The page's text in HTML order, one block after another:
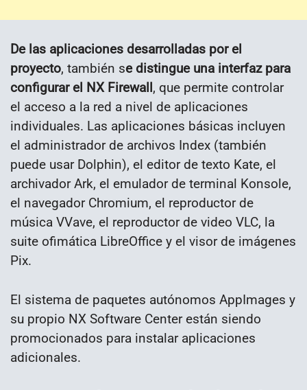
De las aplicaciones desarrolladas por el
proyecto, también se distingue una interfaz para
configurar el NX Firewall, que permite controlar
el acceso a la red a nivel de aplicaciones
individuales. Las aplicaciones básicas incluyen
el administrador de archivos Index (también
puede usar Dolphin), el editor de texto Kate, el
archivador Ark, el emulador de terminal Konsole,
el navegador Chromium, el reproductor de
música VVave, el reproductor de video VLC, la
suite ofimática LibreOffice y el visor de imágenes
Pix.
El sistema de paquetes autónomos AppImages y
su propio NX Software Center están siendo
promocionados para instalar aplicaciones
adicionales.